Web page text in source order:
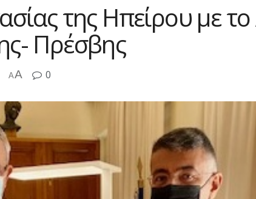
της Ηπείρου με
Πρέσβης
AA 0